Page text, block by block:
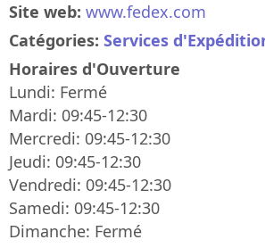
Site web: www.fedex.com
Catégories: Services
Horaires d'Ouverture
Lundi: Fermé
Mardi: 09:45-12:30
Mercredi: 09:45-12:30
Jeudi: 09:45-12:30
Vendredi: 09:45-12:30
Samedi: 09:45-12:30
Dimanche: Fermé
FedEx OnSite N Boulevard
Voltaire
Mondial Relay, N 288